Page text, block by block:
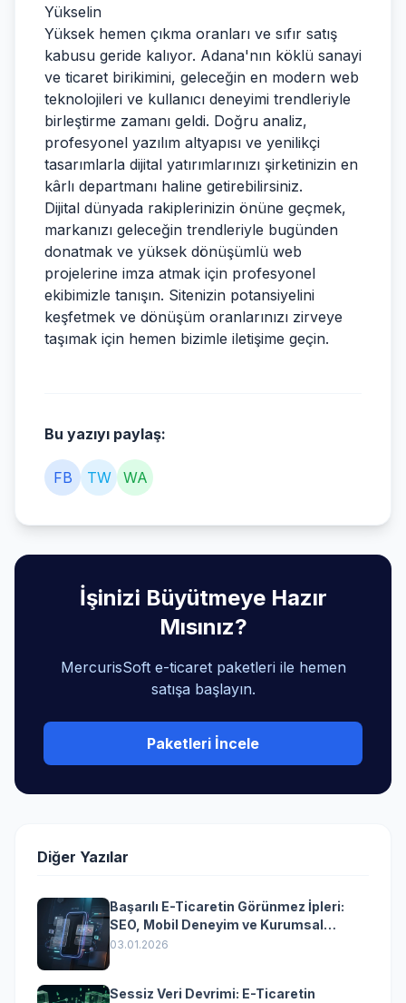
Yükselin
Yüksek hemen çıkma oranları ve sıfır satış
kabusu geride kalıyor. Adana'nın köklü sanayi
ve ticaret birikimini, geleceğin en modern web
teknolojileri ve kullanıcı deneyimi trendleriyle
birleştirme zamanı geldi. Doğru analiz,
profesyonel yazılım altyapısı ve yenilikçi
tasarımlarla dijital yatırımlarınızı şirketinizin en
kârlı departmanı haline getirebilirsiniz.
Dijital dünyada rakiplerinizin önüne geçmek,
markanızı geleceğin trendleriyle bugünden
donatmak ve yüksek dönüşümlü web
projelerine imza atmak için profesyonel
ekibimizle tanışın. Sitenizin potansiyelini
keşfetmek ve dönüşüm oranlarınızı zirveye
taşımak için hemen bizimle iletişime geçin.
Bu yazıyı paylaş:
FB TW WA
İşinizi Büyütmeye Hazır
Mısınız?
MercurisSoft e-ticaret paketleri ile hemen
satışa başlayın.
Paketleri İncele
Diğer Yazılar
Başarılı E-Ticaretin Görünmez İpleri:
SEO, Mobil Deneyim ve Kurumsal
Yazılımın Kazandıran Senkronizasyonu
03.01.2026
Sessiz Veri Devrimi: E-Ticaretin